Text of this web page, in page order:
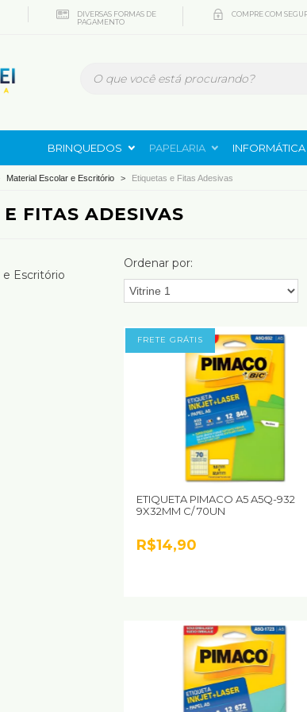
DIVERSAS FORMAS DE
PAGAMENTO
COMPRE COM
BRINQUEDOS PAPELARIA
Material Escolar e Escritório > Etiquetas e Fitas Adesivas
FITAS ADESIVAS
e Escritório
Ordenar por:
FRETE GRÁTIS
ETIQUETA PIMACO A5 A5Q-932
9X32MM C/ 70UN
R$14,90